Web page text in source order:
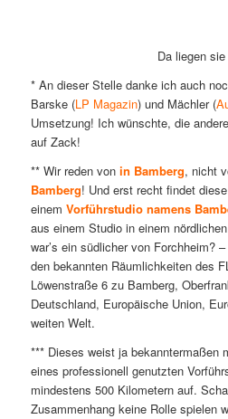
Da liegen
* An dieser Stelle danke ich auch
Barske (LP Magazin) und Mächler (
Umsetzung! Ich wünschte, die
auf Zack!
** Wir reden von in Bamberg, nicht
Bamberg! Und erst recht findet
einem Vorführstudio namens
aus einem Studio in einem
war’s ein südlicher von Forchheim?
den bekannten Räumlichkeiten des
Löwenstraße 6 zu Bamberg,
Deutschland, Europäische Union,
weiten Welt.
*** Dieses weist ja bekanntermaßen
eines professionell genutzten
mindestens 500 Kilometern auf.
Zusammenhang keine Rolle spielen